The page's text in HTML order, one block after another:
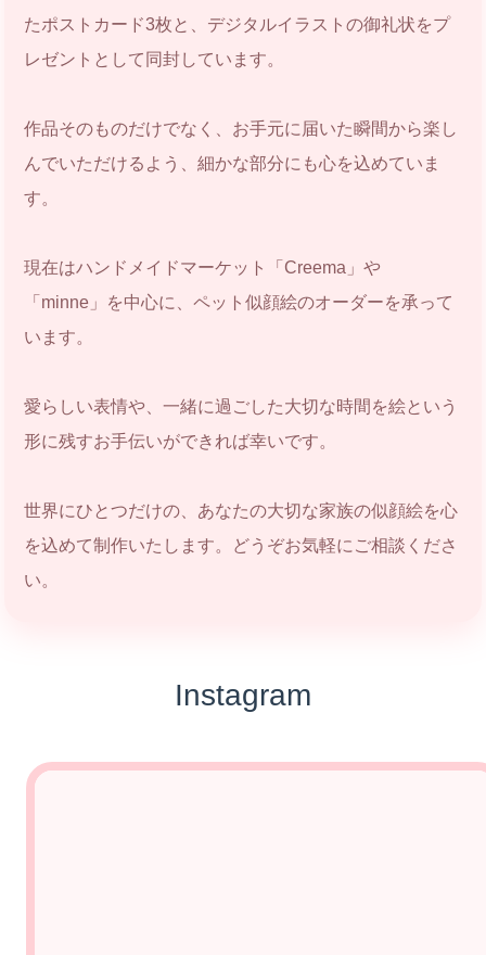
たポストカード3枚と、デジタルイラストの御礼状をプ
レゼントとして同封しています。
作品そのものだけでなく、お手元に届いた瞬間から楽し
んでいただけるよう、細かな部分にも心を込めていま
す。
現在はハンドメイドマーケット「Creema」や
「minne」を中心に、ペット似顔絵のオーダーを承って
います。
愛らしい表情や、一緒に過ごした大切な時間を絵という
形に残すお手伝いができれば幸いです。
世界にひとつだけの、あなたの大切な家族の似顔絵を心
を込めて制作いたします。どうぞお気軽にご相談くださ
い。
Instagram